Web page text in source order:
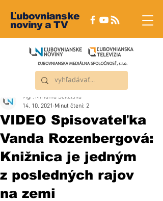
Ľubovnianske
noviny a TV
VIDEO Spisovateľka
Vanda Rozenbergová:
Knižnica je jedným
z posledných rajov
na zemi
Mgr. Miriama Sekelská
14. 10. 2021 Minut čtení: 2